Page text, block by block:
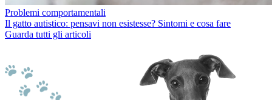
Problemi comportamentali
Il gatto autistico: pensavi non esistesse? Sintomi e cosa fare
Guarda tutti gli articoli